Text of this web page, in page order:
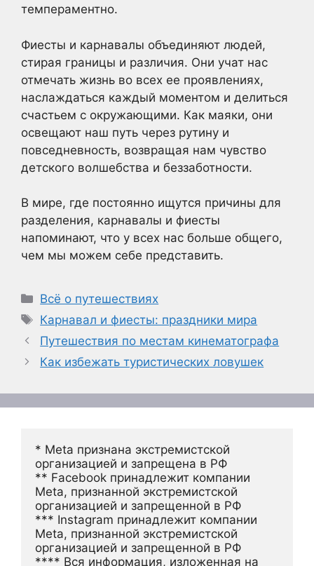
темпераментно.
Фиесты и карнавалы объединяют людей,
стирая границы и различия. Они учат нас
отмечать жизнь во всех ее проявлениях,
наслаждаться каждый моментом и делиться
счастьем с окружающими. Как маяки, они
освещают наш путь через рутину и
повседневность, возвращая нам чувство
детского волшебства и беззаботности.
В мире, где постоянно ищутся причины для
разделения, карнавалы и фиесты
напоминают, что у всех нас больше общего,
чем мы можем себе представить.
Рубрики
Всё о путешествиях
Метки
Карнавал и фиесты: праздники мира
Путешествия по местам кинематографа
Как избежать туристических ловушек
* Meta признана экстремистской
организацией и запрещена в РФ
** Facebook принадлежит компании
Meta, признанной экстремистской
организацией и запрещенной в РФ
*** Instagram принадлежит компании
Meta, признанной экстремистской
организацией и запрещенной в РФ
**** Вся информация, изложенная на